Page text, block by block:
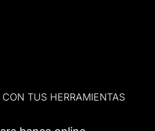
TUS HERRAMIENTAS